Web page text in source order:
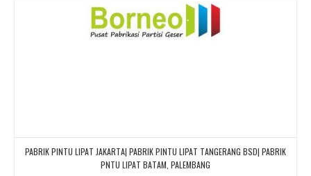
PABRIK PINTU LIPAT JAKARTA| PABRIK PINTU LIPAT TANGERANG BSD| PABRIK
PNTU LIPAT BATAM, PALEMBANG